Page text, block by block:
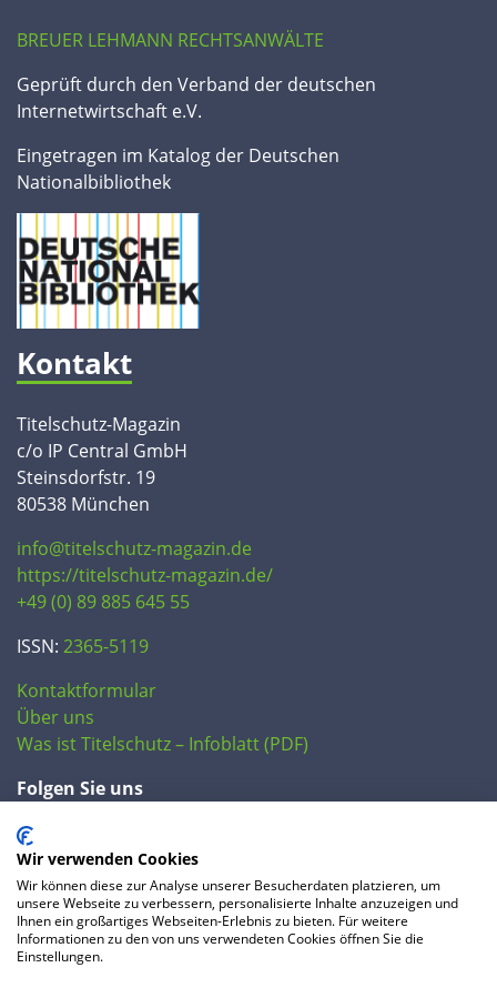
BREUER LEHMANN RECHTSANWÄLTE
Geprüft durch den Verband der deutschen
Internetwirtschaft e.V.
Eingetragen im Katalog der Deutschen
Nationalbibliothek
Kontakt
Titelschutz-Magazin
c/o IP Central GmbH
Steinsdorfstr. 19
80538 München
info@titelschutz-magazin.de
https://titelschutz-magazin.de/
+49 (0) 89 885 645 55
ISSN: 2365-5119
Kontaktformular
Über uns
Was ist Titelschutz – Infoblatt (PDF)
Folgen Sie uns
Wir verwenden Cookies
Wir können diese zur Analyse unserer Besucherdaten platzieren, um
unsere Webseite zu verbessern, personalisierte Inhalte anzuzeigen und
Ihnen ein großartiges Webseiten-Erlebnis zu bieten. Für weitere
Informationen zu den von uns verwendeten Cookies öffnen Sie die
Einstellungen.